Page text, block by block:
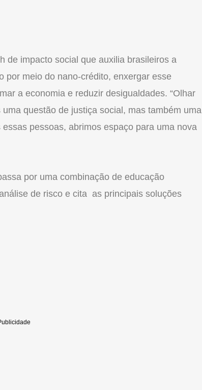
de impacto social que auxilia brasileiros a
por meio do nano-crédito, enxergar esse
a economia e reduzir desigualdades. “Olhar
uma questão de justiça social, mas também uma
pessoas, abrimos espaço para uma nova
por uma combinação de educação
de risco e cita as principais soluções